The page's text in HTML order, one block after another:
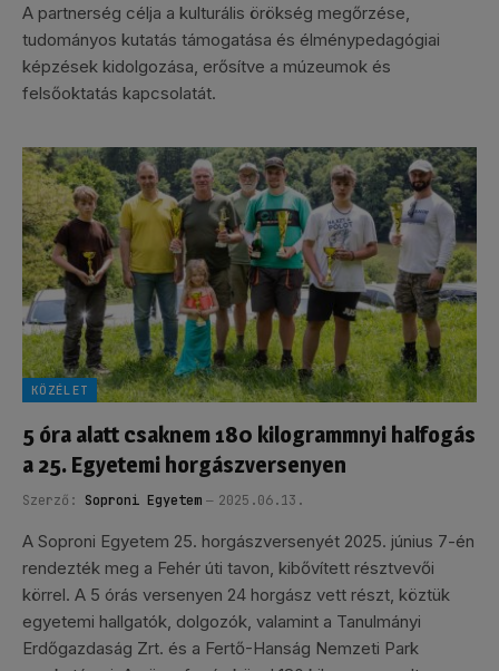
A partnerség célja a kulturális örökség megőrzése,
tudományos kutatás támogatása és élménypedagógiai
képzések kidolgozása, erősítve a múzeumok és
felsőoktatás kapcsolatát.
KÖZÉLET
5 óra alatt csaknem 180 kilogrammnyi halfogás
a 25. Egyetemi horgászversenyen
Szerző: Soproni Egyetem 2025.06.13.
A Soproni Egyetem 25. horgászversenyét 2025. június 7-én
rendezték meg a Fehér úti tavon, kibővített résztvevői
körrel. A 5 órás versenyen 24 horgász vett részt, köztük
egyetemi hallgatók, dolgozók, valamint a Tanulmányi
Erdőgazdaság Zrt. és a Fertő-Hanság Nemzeti Park